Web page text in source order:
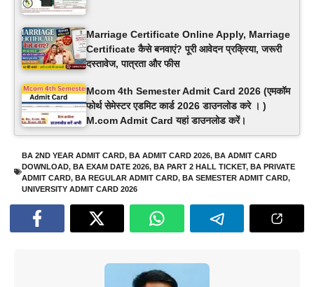
Marriage Certificate Online Apply, Marriage
Certificate कैसे बनवाएं? पूरी आवेदन प्रक्रिया, जरूरी
दस्तावेज, पात्रता और फीस
Mcom 4th Semester Admit Card 2026 (एमकॉम
फोर्थ सेमेस्टर एडमिट कार्ड 2026 डाउनलोड करे । )
M.com Admit Card यहां डाउनलोड करें।
BA 2ND YEAR ADMIT CARD, BA ADMIT CARD 2026, BA ADMIT CARD
DOWNLOAD, BA EXAM DATE 2026, BA PART 2 HALL TICKET, BA PRIVATE
ADMIT CARD, BA REGULAR ADMIT CARD, BA SEMESTER ADMIT CARD,
UNIVERSITY ADMIT CARD 2026